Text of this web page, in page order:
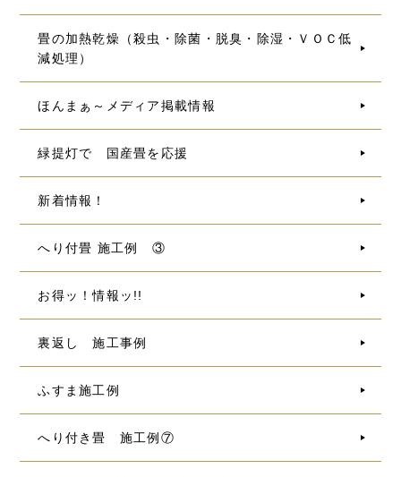
畳の加熱乾燥（殺虫・除菌・脱臭・除湿・ＶＯＣ低
減処理）
ほんまぁ～メディア掲載情報
緑提灯で 国産畳を応援
新着情報！
へり付畳 施工例 ③
お得ッ！情報ッ!!
裏返し 施工事例
ふすま施工例
へり付き畳 施工例⑦